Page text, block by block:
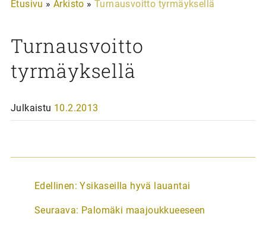
Etusivu » Arkisto » Turnausvoitto tyrmäyksellä
Turnausvoitto
tyrmäyksellä
Julkaistu 10.2.2013
A
t
Edellinen: Ysikaseilla hyvä lauantai
Seuraava: Palomäki maajoukkueeseen